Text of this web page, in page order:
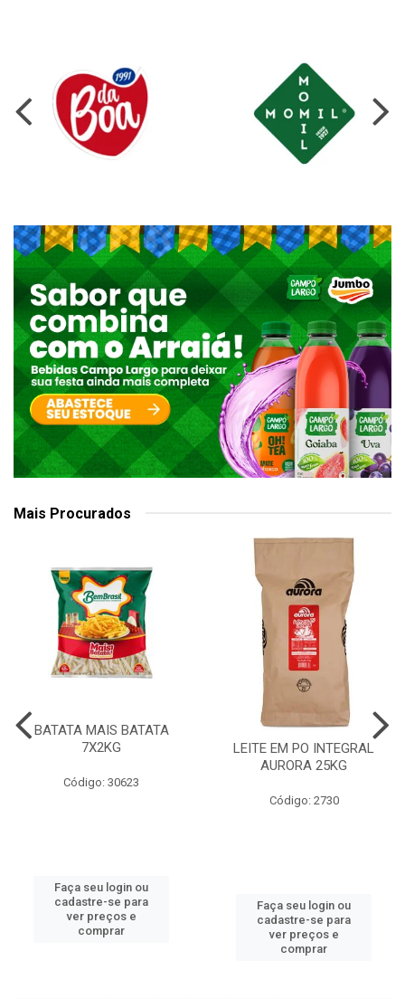
Mais Procurados
BATATA MAIS BATATA
7X2KG
Código: 30623
Faça seu login ou
cadastre-se para
ver preços e
comprar
LEITE EM PO INTEGRAL
AURORA 25KG
Código: 2730
Faça seu login ou
cadastre-se para
ver preços e
comprar